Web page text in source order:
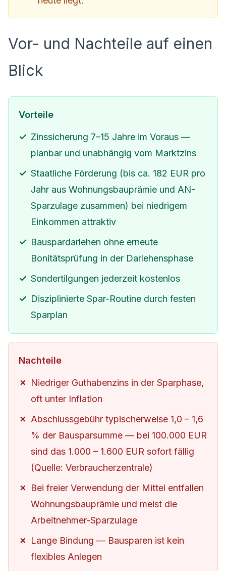
Vor- und Nachteile auf einen
Blick
Vorteile
Zinssicherung 7–15 Jahre im Voraus —
planbar und unabhängig vom Marktzins
Staatliche Förderung (bis ca. 182 EUR pro
Jahr aus Wohnungsbauprämie und AN-
Sparzulage zusammen) bei niedrigem
Einkommen attraktiv
Bauspardarlehen ohne erneute
Bonitätsprüfung in der Darlehensphase
Sondertilgungen jederzeit kostenlos
Disziplinierte Spar-Routine durch festen
Sparplan
Nachteile
Niedriger Guthabenzins in der Sparphase,
oft unter Inflation
Abschlussgebühr typischerweise 1,0 – 1,6
% der Bausparsumme — bei 100.000 EUR
sind das 1.000 – 1.600 EUR sofort fällig
(Quelle: Verbraucherzentrale)
Bei freier Verwendung der Mittel entfallen
Wohnungsbauprämie und meist die
Arbeitnehmer-Sparzulage
Lange Bindung — Bausparen ist kein
flexibles Anlegen